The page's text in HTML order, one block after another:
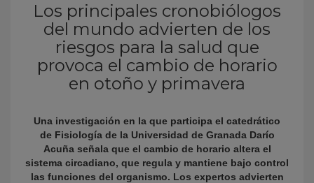
Los principales cronobiólogos
del mundo advierten de los
riesgos para la salud que
provoca el cambio de horario
en otoño y primavera
Una investigación en la que participa el catedrático
de Fisiología de la Universidad de Granada Darío
Acuña señala que el cambio de horario altera el
sistema circadiano, que regula y mantiene bajo control
las funciones del organismo. Los expertos advierten